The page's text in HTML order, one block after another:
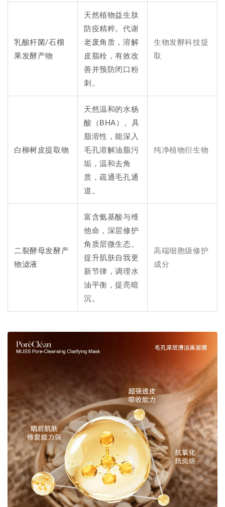
乳酸杆菌/石榴
果发酵产物
天然植物益生肽
防疫精粹。代谢
老废角质，溶解
皮脂栓，有效改
善并预防闭口粉
刺。
生物发酵科技提
取
白柳树皮提取物
天然温和的水杨
酸（BHA）。具
脂溶性，能深入
毛孔溶解油脂污
垢，温和去角
质，疏通毛孔通
道。
纯净植物衍生物
二裂酵母发酵产
物滤液
富含氨基酸与维
他命，深层修护
角质层微生态。
提升肌肤自我更
新节律，调理水
油平衡，提亮暗
沉。
高端细胞级修护
成分